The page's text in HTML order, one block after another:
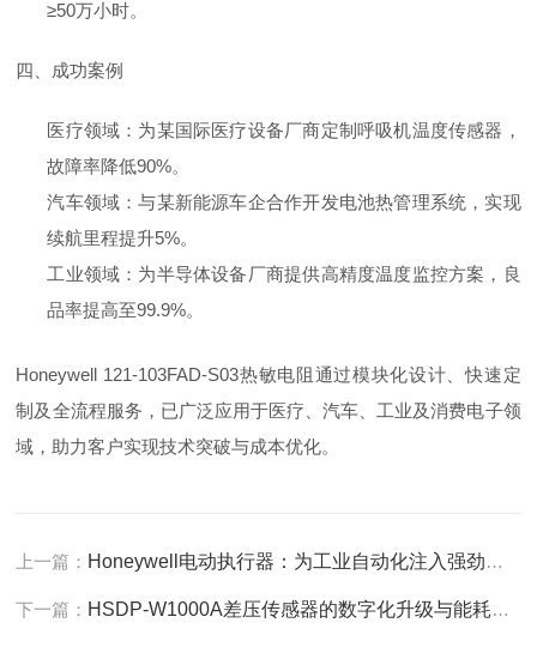
≥50万小时。
四、成功案例
医疗领域：为某国际医疗设备厂商定制呼吸机温度传感器，
故障率降低90%。
汽车领域：与某新能源车企合作开发电池热管理系统，实现
续航里程提升5%。
工业领域：为半导体设备厂商提供高精度温度监控方案，良
品率提高至99.9%。
Honeywell 121-103FAD-S03热敏电阻通过模块化设计、快速定
制及全流程服务，已广泛应用于医疗、汽车、工业及消费电子领
域，助力客户实现技术突破与成本优化。
上一篇： Honeywell电动执行器：为工业自动化注入强劲动力
下一篇： HSDP-W1000A差压传感器的数字化升级与能耗革命